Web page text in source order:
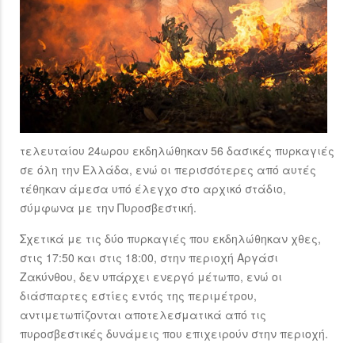
τελευταίου 24ωρου εκδηλώθηκαν 56 δασικές πυρκαγιές
σε όλη την Ελλάδα, ενώ οι περισσότερες από αυτές
τέθηκαν άμεσα υπό έλεγχο στο αρχικό στάδιο,
σύμφωνα με την Πυροσβεστική.
Σχετικά με τις δύο πυρκαγιές που εκδηλώθηκαν χθες,
στις 17:50 και στις 18:00, στην περιοχή Αργάσι
Ζακύνθου, δεν υπάρχει ενεργό μέτωπο, ενώ οι
διάσπαρτες εστίες εντός της περιμέτρου,
αντιμετωπίζονται αποτελεσματικά από τις
πυροσβεστικές δυνάμεις που επιχειρούν στην περιοχή.